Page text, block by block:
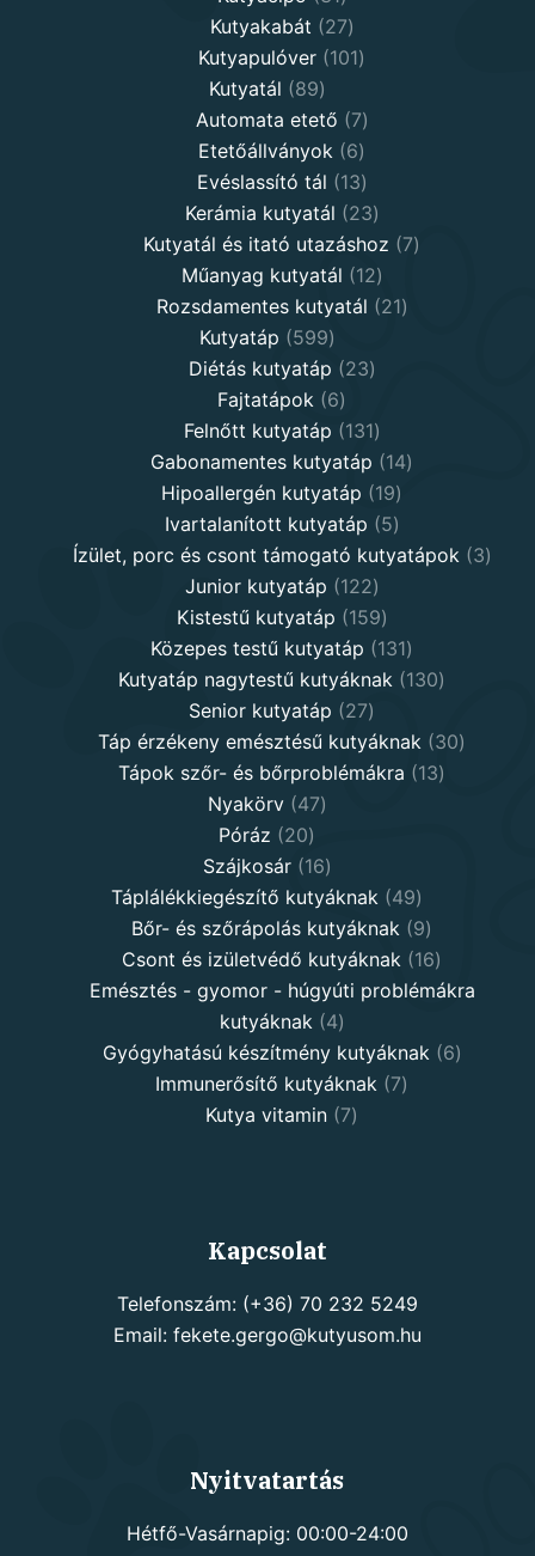
products
Kutyakabát 2727
products
Kutyapulóver 101101
Kutyatál 8989
products
Automata etető 77
products
Etetőállványok 66
products
Evéslassító tál 1313
products
Kerámia kutyatál 2323
products
Kutyatál és itató utazáshoz 77
Műanyag kutyatál 1212
products
Rozsdamentes kutyatál 2121
Kutyatáp 599599
products
Diétás kutyatáp 2323
Fajtatápok 66
products
Felnőtt kutyatáp 131131
products
Gabonamentes kutyatáp 1414
Hipoallergén kutyatáp 1919
products
Ivartalanított kutyatáp 55
products
Ízület, porc és csont támogató kutyatápok 33
Junior kutyatáp 122122
products
Kistestű kutyatáp 159159
products
Közepes testű kutyatáp 131131
products
Kutyatáp nagytestű kutyáknak 130130
Senior kutyatáp 2727
products
Táp érzékeny emésztésű kutyáknak 3030
Tápok szőr- és bőrproblémákra 1313
Nyakörv 4747
Póráz 2020
products
Szájkosár 1616
products
Táplálékkiegészítő kutyáknak 4949
products
Bőr- és szőrápolás kutyáknak 99
products
Csont és izületvédő kutyáknak 1616
products
Emésztés - gyomor - húgyúti problémákra
kutyáknak
44
products
Gyógyhatású készítmény kutyáknak 66
Immunerősítő kutyáknak 77
Kutya vitamin 77
Kapcsolat
Telefonszám: (+36) 70 232 5249
Email: fekete.gergo@kutyusom.hu
Nyitvatartás
Hétfő-Vasárnapig: 00:00-24:00